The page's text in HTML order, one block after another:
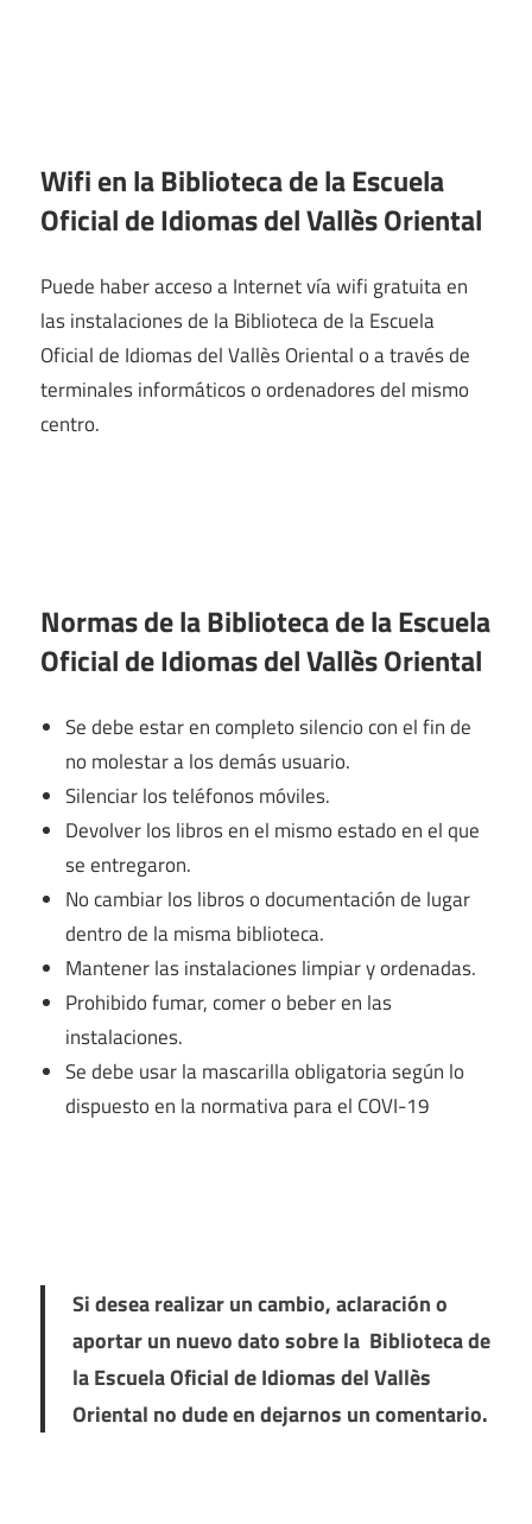
Wifi en laBiblioteca de la Escuela
Oficial de Idiomas del Vallès Oriental
Puede haber acceso a Internet vía wifi gratuita en
las instalaciones de la Biblioteca de la Escuela
Oficial de Idiomas del Vallès Oriental o a través de
terminales informáticos o ordenadores del mismo
centro.
Normas de la Biblioteca de la Escuela
Oficial de Idiomas del Vallès Oriental
Se debe estar en completo silencio con el fin de
no molestar a los demás usuario.
Silenciar los teléfonos móviles.
Devolver los libros en el mismo estado en el que
se entregaron.
No cambiar los libros o documentación de lugar
dentro de la misma biblioteca.
Mantener las instalaciones limpiar y ordenadas.
Prohibido fumar, comer o beber en las
instalaciones.
Se debe usar la mascarilla obligatoria según lo
dispuesto en la normativa para el COVI-19
Si desea realizar un cambio, aclaración o
aportar un nuevo dato sobre la Biblioteca de
la Escuela Oficial de Idiomas del Vallès
Oriental no dude en dejarnos un comentario.